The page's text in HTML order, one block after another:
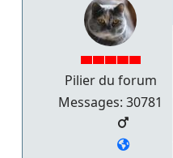
Pilier du forum
Messages: 30781